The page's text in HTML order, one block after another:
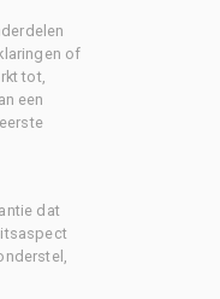
of
tot,
een
dat